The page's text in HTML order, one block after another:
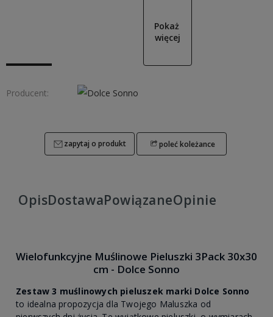
Pokaż
więcej
Producent:
zapytaj o produkt poleć koleżance
OpisDostawaPowiązaneOpinie
Wielofunkcyjne Muślinowe Pieluszki 3Pack 30x30
cm - Dolce Sonno
Zestaw 3 muślinowych pieluszek marki Dolce Sonno
to idealna propozycja dla Twojego Maluszka od